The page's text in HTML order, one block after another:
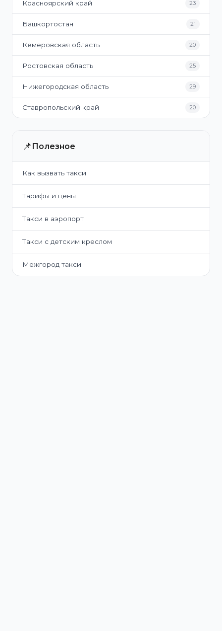
Красноярский край 23
Башкортостан 21
Кемеровская область 20
Ростовская область 25
Нижегородская область 29
Ставропольский край 20
📌 Полезное
Как вызвать такси
Тарифы и цены
Такси в аэропорт
Такси с детским креслом
Межгород такси